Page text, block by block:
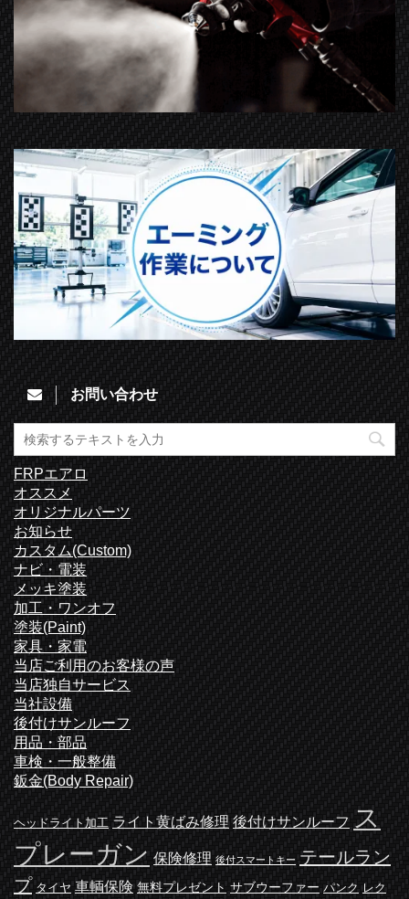
お問い合わせ
FRPエアロ
オススメ
オリジナルパーツ
お知らせ
カスタム(Custom)
ナビ・電装
メッキ塗装
加工・ワンオフ
塗装(Paint)
家具・家電
当店ご利用のお客様の声
当店独自サービス
当社設備
後付けサンルーフ
用品・部品
車検・一般整備
鈑金(Body Repair)
ヘッドライト加工 ライト黄ばみ修理 後付けサンルーフ ス
プレーガン 保険修理 後付スマートキー テールラン
プ タイヤ 車輌保険 無料プレゼント サブウーファー パンク レク